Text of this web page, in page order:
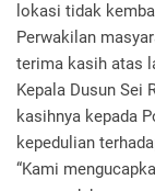
lokasi tidak
Perwakilan
terima kasih atas
Kepala Dusun Sei
kasihnya kepada
kepedulian
“Kami